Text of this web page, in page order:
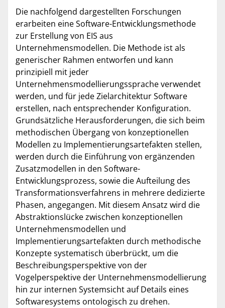
Die nachfolgend dargestellten Forschungen
erarbeiten eine Software-Entwicklungsmethode
zur Erstellung von EIS aus
Unternehmensmodellen. Die Methode ist als
generischer Rahmen entworfen und kann
prinzipiell mit jeder
Unternehmensmodellierungssprache verwendet
werden, und für jede Zielarchitektur Software
erstellen, nach entsprechender Konfiguration.
Grundsätzliche Herausforderungen, die sich beim
methodischen Übergang von konzeptionellen
Modellen zu Implementierungsartefakten stellen,
werden durch die Einführung von ergänzenden
Zusatzmodellen in den Software-
Entwicklungsprozess, sowie die Aufteilung des
Transformationsverfahrens in mehrere dedizierte
Phasen, angegangen. Mit diesem Ansatz wird die
Abstraktionslücke zwischen konzeptionellen
Unternehmensmodellen und
Implementierungsartefakten durch methodische
Konzepte systematisch überbrückt, um die
Beschreibungsperspektive von der
Vogelperspektive der Unternehmensmodellierung
hin zur internen Systemsicht auf Details eines
Softwaresystems ontologisch zu drehen.